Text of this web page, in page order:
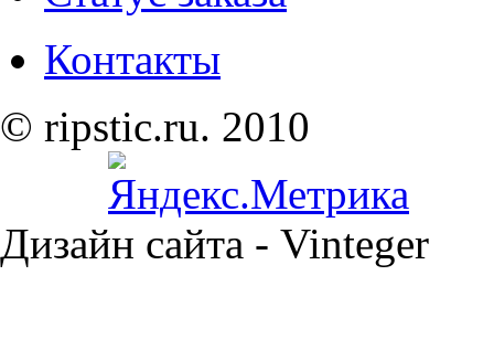
Контакты
© ripstic.ru. 2010
Дизайн сайта - Vinteger